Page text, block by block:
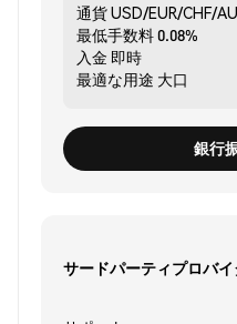
通貨USD/EUR/CHF/
最低手数料0.08%
入金 即時
最適な用途 大口
銀行
サードパーティプロバ